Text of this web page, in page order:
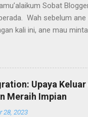
Sobat
Wah sebelum ane
kali ini, ane mau
biar tidak ada lagi
berikutnya. Melihat
ngira kan ane mau
:D *nungguin yah...
sudah banyak
Upaya
Meraih Impian
28, 2023